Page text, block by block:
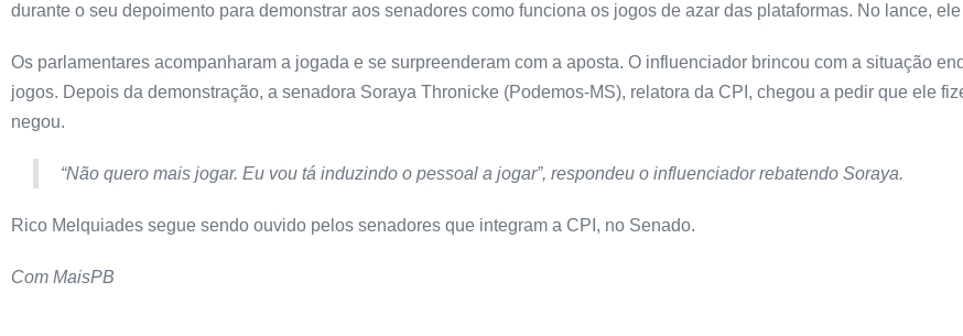
durante o seu depoimento para demonstrar aos senadores como funciona os jogos de azar das plataformas. No lance,
Os parlamentares acompanharam a jogada e se surpreenderam com a aposta. O influenciador brincou com a situação
jogos. Depois da demonstração, a senadora Soraya Thronicke (Podemos-MS), relatora da CPI, chegou a pedir que ele
negou.
“Não quero mais jogar. Eu vou tá induzindo o pessoal a jogar”, respondeu o influenciador rebatendo Soraya.
Rico Melquiades segue sendo ouvido pelos senadores que integram a CPI, no Senado.
Com MaisPB